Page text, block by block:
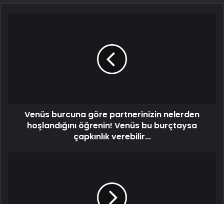
Venüs burcuna göre partnerinizin nelerden
hoşlandığını öğrenin! Venüs bu burçtaysa
çapkınlık verebilir...